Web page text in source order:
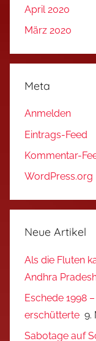
April 2020
März 2020
Meta
Anmelden
Eintrags-Feed
Kommentar-
WordPress.org
Neue Artikel
Als die Fluten
Andhra
Eschede 1998
erschütterte 9.
Sabotage auf